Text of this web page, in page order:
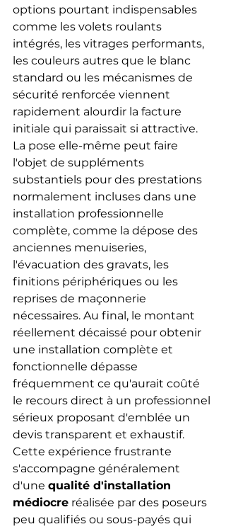
options pourtant indispensables
comme les volets roulants
intégrés, les vitrages performants,
les couleurs autres que le blanc
standard ou les mécanismes de
sécurité renforcée viennent
rapidement alourdir la facture
initiale qui paraissait si attractive.
La pose elle-même peut faire
l'objet de suppléments
substantiels pour des prestations
normalement incluses dans une
installation professionnelle
complète, comme la dépose des
anciennes menuiseries,
l'évacuation des gravats, les
finitions périphériques ou les
reprises de maçonnerie
nécessaires. Au final, le montant
réellement décaissé pour obtenir
une installation complète et
fonctionnelle dépasse
fréquemment ce qu'aurait coûté
le recours direct à un professionnel
sérieux proposant d'emblée un
devis transparent et exhaustif.
Cette expérience frustrante
s'accompagne généralement
d'une qualité d'installation
médiocre réalisée par des poseurs
peu qualifiés ou sous-payés qui